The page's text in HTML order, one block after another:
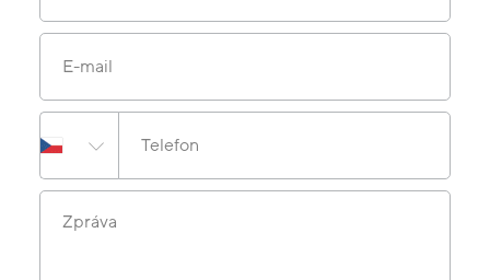
E-mail
Telefon
Zpráva